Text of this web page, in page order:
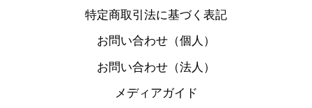
特定商取引法に基づく表記
お問い合わせ（個人）
お問い合わせ（法人）
メディアガイド